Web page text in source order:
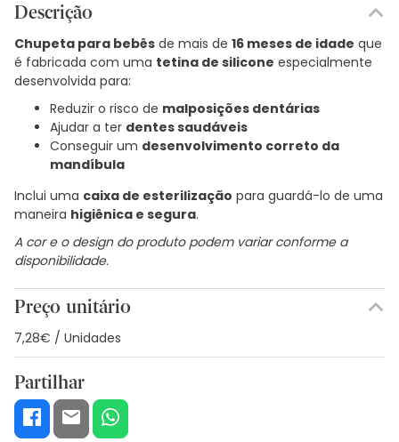
Descrição
Chupeta para bebês de mais de 16 meses de idade que
é fabricada com uma tetina de silicone especialmente
desenvolvida para:
Reduzir o risco de malposições dentárias
Ajudar a ter dentes saudáveis
Conseguir um desenvolvimento correto da
mandíbula
Inclui uma caixa de esterilização para guardá-lo de uma
maneira higiênica e segura.
A cor e o design do produto podem variar conforme a
disponibilidade.
Preço unitário
7,28€ / Unidades
Partilhar